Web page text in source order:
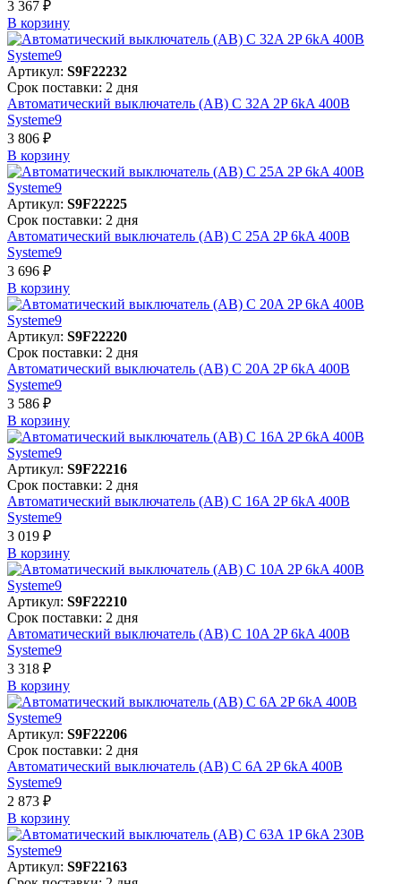
3 367 ₽
В корзинy
Артикул: S9F22232
Срок поставки: 2 дня
Автоматический выключатель (АВ) C 32A 2P 6kA 400В
Systeme9
3 806 ₽
В корзинy
Артикул: S9F22225
Срок поставки: 2 дня
Автоматический выключатель (АВ) C 25A 2P 6kA 400В
Systeme9
3 696 ₽
В корзинy
Артикул: S9F22220
Срок поставки: 2 дня
Автоматический выключатель (АВ) C 20A 2P 6kA 400В
Systeme9
3 586 ₽
В корзинy
Артикул: S9F22216
Срок поставки: 2 дня
Автоматический выключатель (АВ) C 16A 2P 6kA 400В
Systeme9
3 019 ₽
В корзинy
Артикул: S9F22210
Срок поставки: 2 дня
Автоматический выключатель (АВ) C 10A 2P 6kA 400В
Systeme9
3 318 ₽
В корзинy
Артикул: S9F22206
Срок поставки: 2 дня
Автоматический выключатель (АВ) C 6A 2P 6kA 400В
Systeme9
2 873 ₽
В корзинy
Артикул: S9F22163